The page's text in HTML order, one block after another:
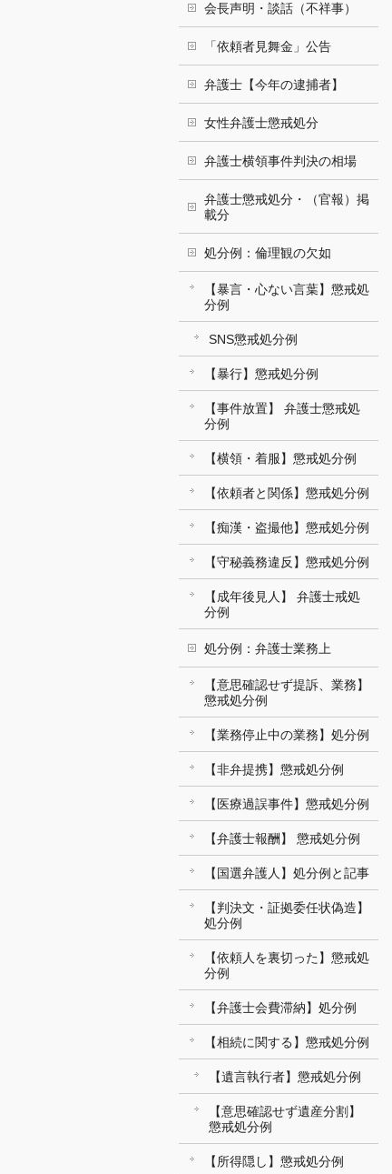
会長声明・談話（不祥事）
「依頼者見舞金」公告
弁護士【今年の逮捕者】
女性弁護士懲戒処分
弁護士横領事件判決の相場
弁護士懲戒処分・（官報）掲
載分
処分例：倫理観の欠如
【暴言・心ない言葉】懲戒処
分例
SNS懲戒処分例
【暴行】懲戒処分例
【事件放置】 弁護士懲戒処
分例
【横領・着服】懲戒処分例
【依頼者と関係】懲戒処分例
【痴漢・盗撮他】懲戒処分例
【守秘義務違反】懲戒処分例
【成年後見人】 弁護士戒処
分例
処分例：弁護士業務上
【意思確認せず提訴、業務】
懲戒処分例
【業務停止中の業務】処分例
【非弁提携】懲戒処分例
【医療過誤事件】懲戒処分例
【弁護士報酬】 懲戒処分例
【国選弁護人】処分例と記事
【判決文・証拠委任状偽造】
処分例
【依頼人を裏切った】懲戒処
分例
【弁護士会費滞納】処分例
【相続に関する】懲戒処分例
【遺言執行者】懲戒処分例
【意思確認せず遺産分割】
懲戒処分例
【所得隠し】懲戒処分例